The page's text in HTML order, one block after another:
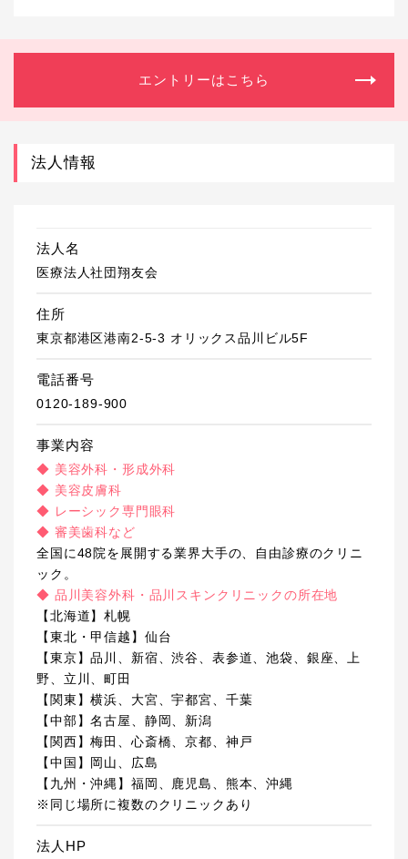
エントリーはこちら
法人情報
法人名
医療法人社団翔友会
住所
東京都港区港南2-5-3 オリックス品川ビル5F
電話番号
0120-189-900
事業内容
◆ 美容外科・形成外科
◆ 美容皮膚科
◆ レーシック専門眼科
◆ 審美歯科など
全国に48院を展開する業界大手の、自由診療のクリニ
ック。
◆ 品川美容外科・品川スキンクリニックの所在地
【北海道】札幌
【東北・甲信越】仙台
【東京】品川、新宿、渋谷、表参道、池袋、銀座、上
野、立川、町田
【関東】横浜、大宮、宇都宮、千葉
【中部】名古屋、静岡、新潟
【関西】梅田、心斎橋、京都、神戸
【中国】岡山、広島
【九州・沖縄】福岡、鹿児島、熊本、沖縄
※同じ場所に複数のクリニックあり
法人HP